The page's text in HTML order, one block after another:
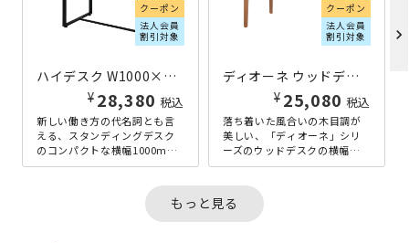
クーポン
法人会員
割引対象
ハイデスク W1000×D600×H1030 ナチュラル
¥ 28,380 税込
新しい働き方の代名詞とも言
える、スタンディングデスク
のコンパクトな横幅1000mm
タイプです。立ったままの作
クーポン
法人会員
割引対象
ディオーネ ウッドデスク W700×D500×H730 ウォルナット
¥ 25,080 税込
落ち着いた風合いの木目調が
美しい、「ディオーネ」シリ
ーズのウッドデスクの横幅
700mmタイプです。奥行き
クは、...
chevron_right
もっと見る